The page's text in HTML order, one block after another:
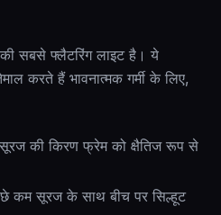
सबसे फ्लैटरिंग लाइट है। ये
करते हैं भावनात्मक गर्मी के लिए,
की किरण फ्रेम को क्षैतिज रूप से
कम सूरज के साथ बीच पर सिल्हूट